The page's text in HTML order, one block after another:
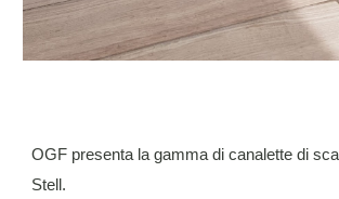
OGF presenta la gamma di canalette di
Stell.